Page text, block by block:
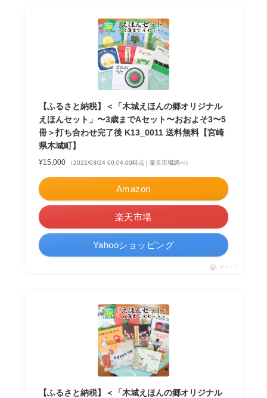
【ふるさと納税】＜「木城えほんの郷オリジナル
えほんセット」〜3歳までAセット〜おおよそ3〜5
冊＞打ち合わせ完了後 K13_0011 送料無料【宮崎
県木城町】
¥15,000 （2022/03/24 00:04:00時点 | 楽天市場調べ）
Amazon
楽天市場
Yahooショッピング
ポチップ
【ふるさと納税】＜「木城えほんの郷オリジナル